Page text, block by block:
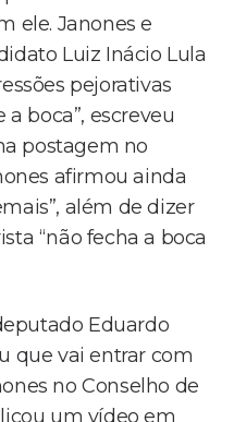
ele. Janones e
Luiz Inácio Lula
pejorativas
a boca”, escreveu
postagem no
afirmou ainda
além de dizer
“não fecha a boca
Eduardo
que vai entrar com
no Conselho de
um vídeo em